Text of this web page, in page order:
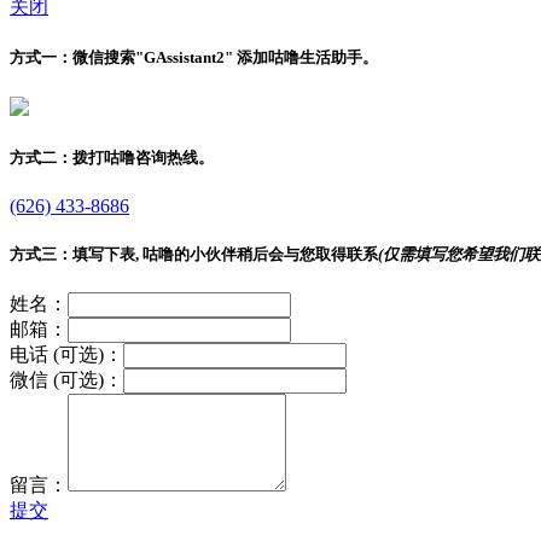
关闭
方式一： 微信搜索"GAssistant2" 添加咕噜生活助手。
方式二： 拨打咕噜咨询热线。
(626) 433-8686
方式三： 填写下表, 咕噜的小伙伴稍后会与您取得联系(仅需填写您希望我们
姓名：
邮箱：
电话 (可选)：
微信 (可选)：
留言：
提交